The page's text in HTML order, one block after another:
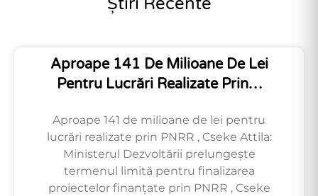
Aproape 141 De Milioane De Lei
Pentru Lucrări Realizate Prin…
Aproape 141 de milioane de lei pentru
lucrări realizate prin PNRR , Cseke Attila:
Ministerul Dezvoltării prelungește
termenul limită pentru finalizarea
proiectelor finanțate prin PNRR , Cseke